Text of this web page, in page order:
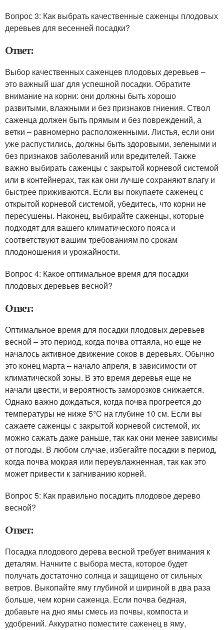
Вопрос 3: Как выбрать качественные саженцы плодовых
деревьев для весенней посадки?
Ответ:
Выбор качественных саженцев плодовых деревьев –
это важный шаг для успешной посадки. Обратите
внимание на корни: они должны быть хорошо
развитыми, влажными и без признаков гниения. Ствол
саженца должен быть прямым и без повреждений, а
ветки – равномерно расположенными. Листья, если они
уже распустились, должны быть здоровыми, зелеными и
без признаков заболеваний или вредителей. Также
важно выбирать саженцы с закрытой корневой системой
или в контейнерах, так как они лучше сохраняют влагу и
быстрее приживаются. Если вы покупаете саженец с
открытой корневой системой, убедитесь, что корни не
пересушены. Наконец, выбирайте саженцы, которые
подходят для вашего климатического пояса и
соответствуют вашим требованиям по срокам
плодоношения и урожайности.
Вопрос 4: Какое оптимальное время для посадки
плодовых деревьев весной?
Ответ:
Оптимальное время для посадки плодовых деревьев
весной – это период, когда почва оттаяла, но еще не
началось активное движение соков в деревьях. Обычно
это конец марта – начало апреля, в зависимости от
климатической зоны. В это время деревья еще не
начали цвести, и вероятность заморозков снижается.
Однако важно дождаться, когда почва прогреется до
температуры не ниже 5°C на глубине 10 см. Если вы
сажаете саженцы с закрытой корневой системой, их
можно сажать даже раньше, так как они менее зависимы
от погоды. В любом случае, избегайте посадки в период,
когда почва мокрая или переувлажненная, так как это
может привести к загниванию корней.
Вопрос 5: Как правильно посадить плодовое дерево
весной?
Ответ:
Посадка плодового дерева весной требует внимания к
деталям. Начните с выбора места, которое будет
получать достаточно солнца и защищено от сильных
ветров. Выкопайте яму глубиной и шириной в два раза
больше, чем корни саженца. Если почва бедная,
добавьте на дно ямы смесь из почвы, компоста и
удобрений. Аккуратно поместите саженец в яму,